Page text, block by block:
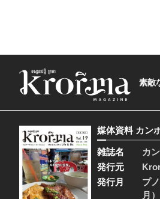
素敵
媒体資料 カン
雑誌名
カ
発行元
発行月
プ
月）